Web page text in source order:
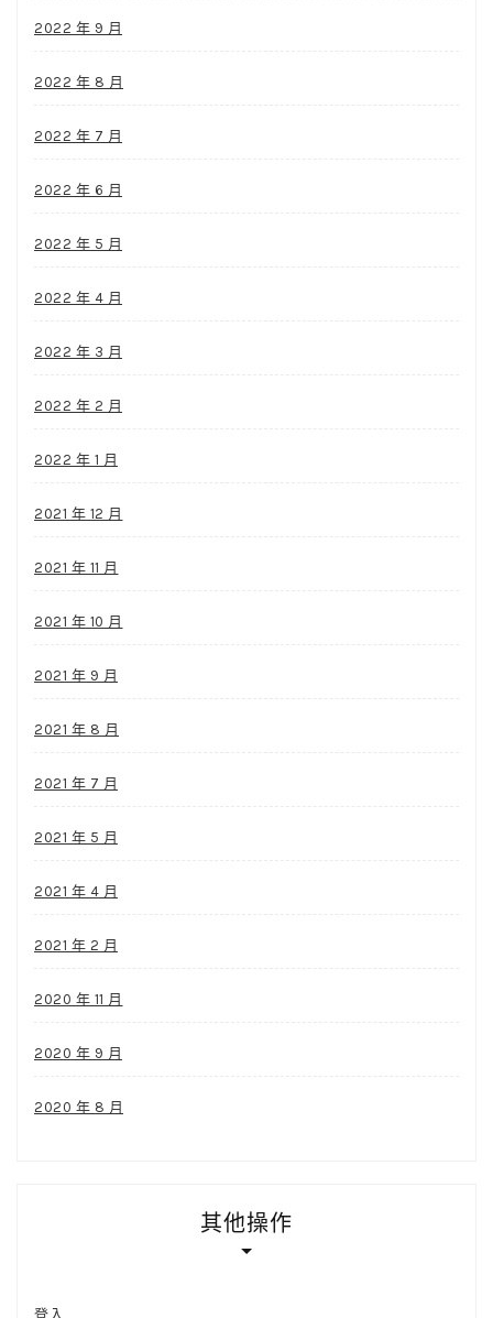
2022 年 9 月
2022 年 8 月
2022 年 7 月
2022 年 6 月
2022 年 5 月
2022 年 4 月
2022 年 3 月
2022 年 2 月
2022 年 1 月
2021 年 12 月
2021 年 11 月
2021 年 10 月
2021 年 9 月
2021 年 8 月
2021 年 7 月
2021 年 5 月
2021 年 4 月
2021 年 2 月
2020 年 11 月
2020 年 9 月
2020 年 8 月
其他操作
登入